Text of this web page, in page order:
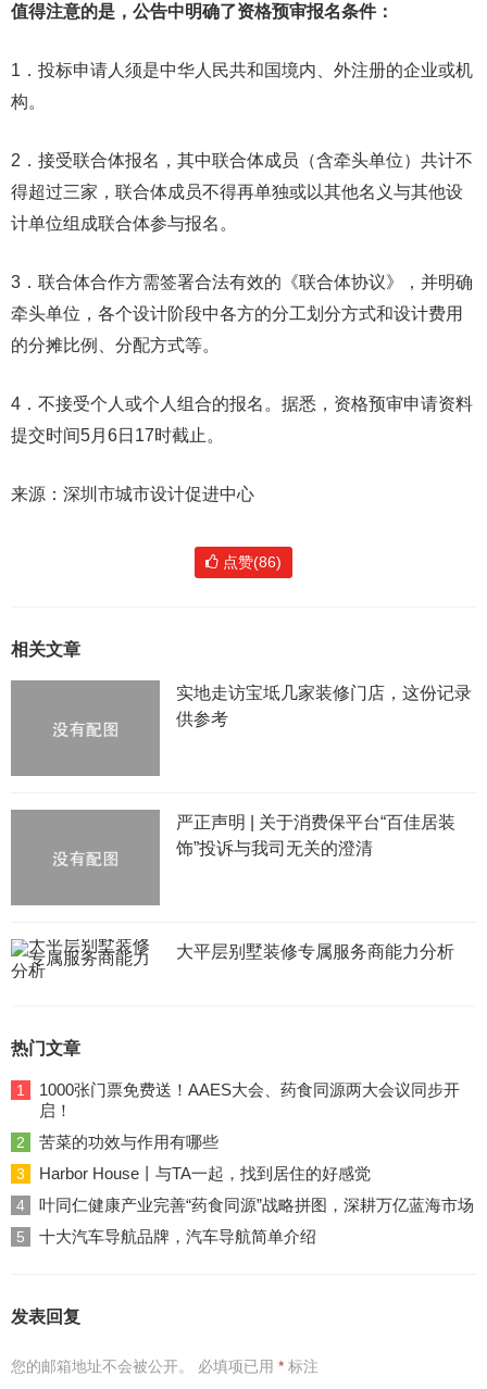
值得注意的是，公告中明确了资格预审报名条件：
1．投标申请人须是中华人民共和国境内、外注册的企业或机
构。
2．接受联合体报名，其中联合体成员（含牵头单位）共计不
得超过三家，联合体成员不得再单独或以其他名义与其他设
计单位组成联合体参与报名。
3．联合体合作方需签署合法有效的《联合体协议》，并明确
牵头单位，各个设计阶段中各方的分工划分方式和设计费用
的分摊比例、分配方式等。
4．不接受个人或个人组合的报名。据悉，资格预审申请资料
提交时间5月6日17时截止。
来源：深圳市城市设计促进中心
点赞(86)
相关文章
实地走访宝坻几家装修门店，这份记录
供参考
严正声明 | 关于消费保平台“百佳居装
饰”投诉与我司无关的澄清
大平层别墅装修专属服务商能力分析
热门文章
1
1000张门票免费送！AAES大会、药食同源两大会议同步开
启！
2 苦菜的功效与作用有哪些
3 Harbor House丨与TA一起，找到居住的好感觉
4 叶同仁健康产业完善“药食同源”战略拼图，深耕万亿蓝海市场
5 十大汽车导航品牌，汽车导航简单介绍
发表回复
您的邮箱地址不会被公开。 必填项已用 * 标注